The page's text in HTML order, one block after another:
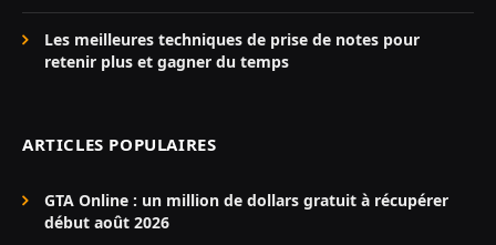
Les meilleures techniques de prise de notes pour
retenir plus et gagner du temps
ARTICLES POPULAIRES
GTA Online : un million de dollars gratuit à récupérer
début août 2026